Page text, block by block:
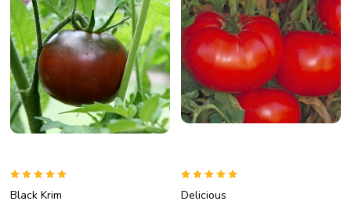
Black Krim Delicious